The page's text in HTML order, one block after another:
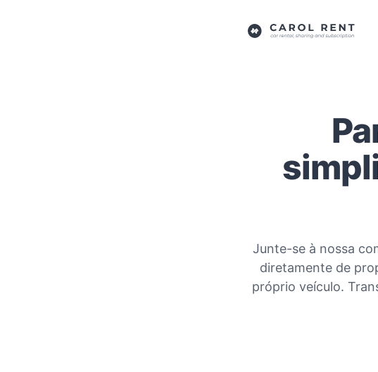
Junte-se à nossa
diretamente de
próprio veículo.